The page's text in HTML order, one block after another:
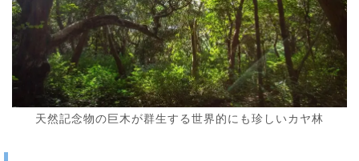
天然記念物の巨木が群生する世界的にも珍しいカヤ林